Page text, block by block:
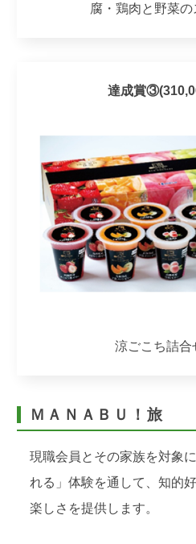
腐・鶏肉と野菜
達成賞
涼ごこち詰合
ＭＡＮＡＢＵ！旅
現職会員とその家族を対象
れる」体験を通して、知的
楽しさを提供します。